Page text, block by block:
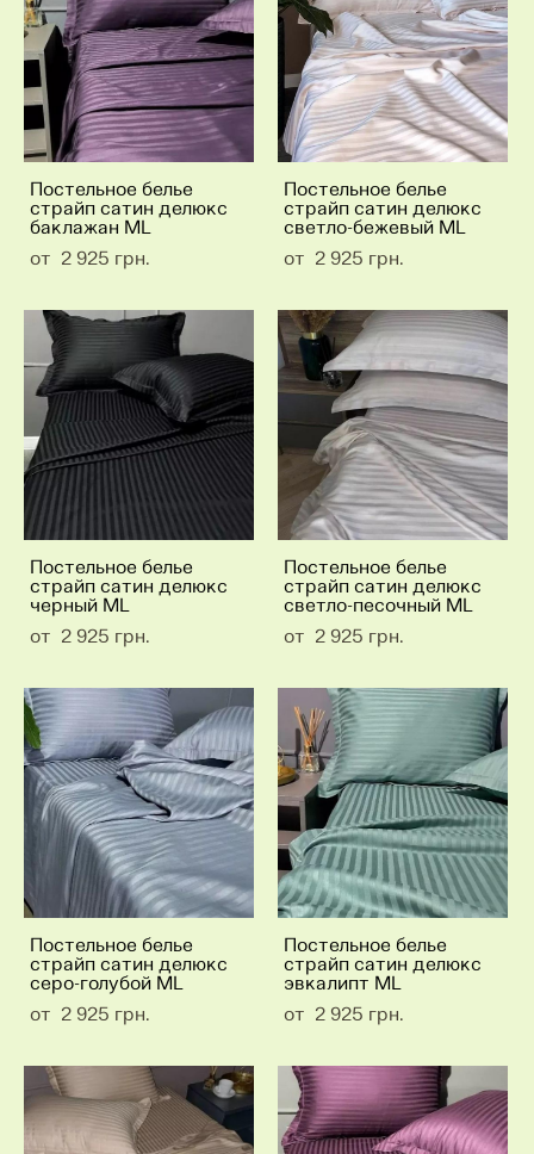
Постельное белье
страйп сатин делюкс
баклажан ML
от 2 925 грн.
Постельное белье
страйп сатин делюкс
светло-бежевый ML
от 2 925 грн.
Постельное белье
страйп сатин делюкс
черный ML
от 2 925 грн.
Постельное белье
страйп сатин делюкс
светло-песочный ML
от 2 925 грн.
Постельное белье
страйп сатин делюкс
серо-голубой ML
от 2 925 грн.
Постельное белье
страйп сатин делюкс
эвкалипт ML
от 2 925 грн.